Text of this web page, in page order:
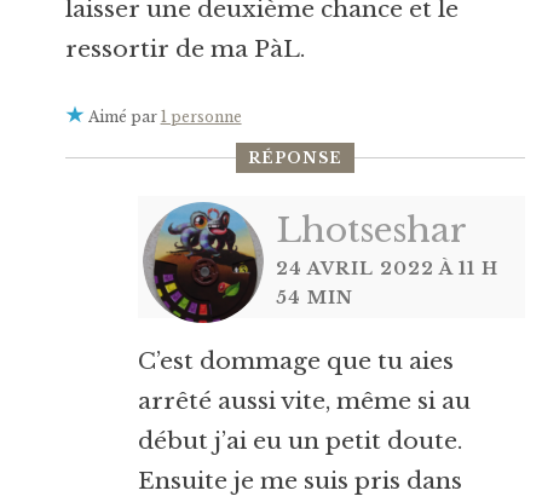
laisser une deuxième chance et le
ressortir de ma PàL.
Aimé par 1 personne
RÉPONSE
Lhotseshar
24 AVRIL 2022 À 11 H
54 MIN
C’est dommage que tu aies
arrêté aussi vite, même si au
début j’ai eu un petit doute.
Ensuite je me suis pris dans